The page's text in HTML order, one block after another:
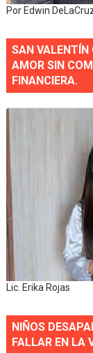
Por Edwin
SAN VALENTÍN
AMOR SIN
FINANCIERA.
Lic. Erika Rojas
NIÑOS
FALLAR EN LA